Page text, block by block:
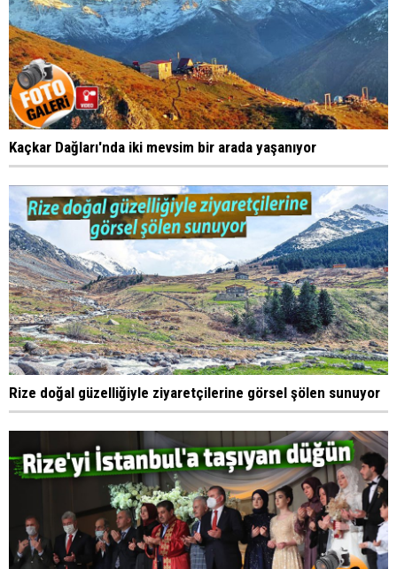
Kaçkar Dağları'nda iki mevsim bir arada yaşanıyor
Rize doğal güzelliğiyle ziyaretçilerine görsel şölen sunuyor